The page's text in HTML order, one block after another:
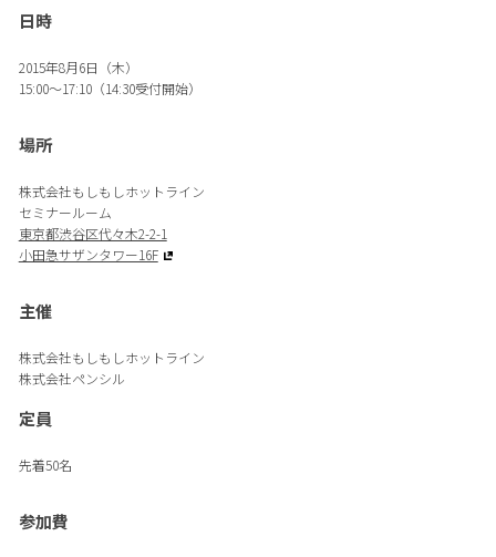
日時
2015年8月6日（木）
15:00～17:10（14:30受付開始）
場所
株式会社もしもしホットライン
セミナールーム
東京都渋谷区代々木2-2-1
小田急サザンタワー16F
主催
株式会社もしもしホットライン
株式会社ペンシル
定員
先着50名
参加費